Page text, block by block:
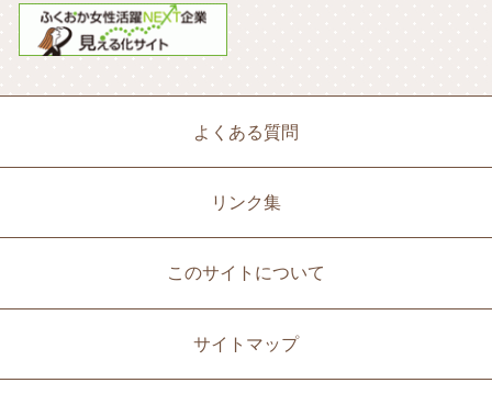
よくある質問
リンク集
このサイトについて
サイトマップ